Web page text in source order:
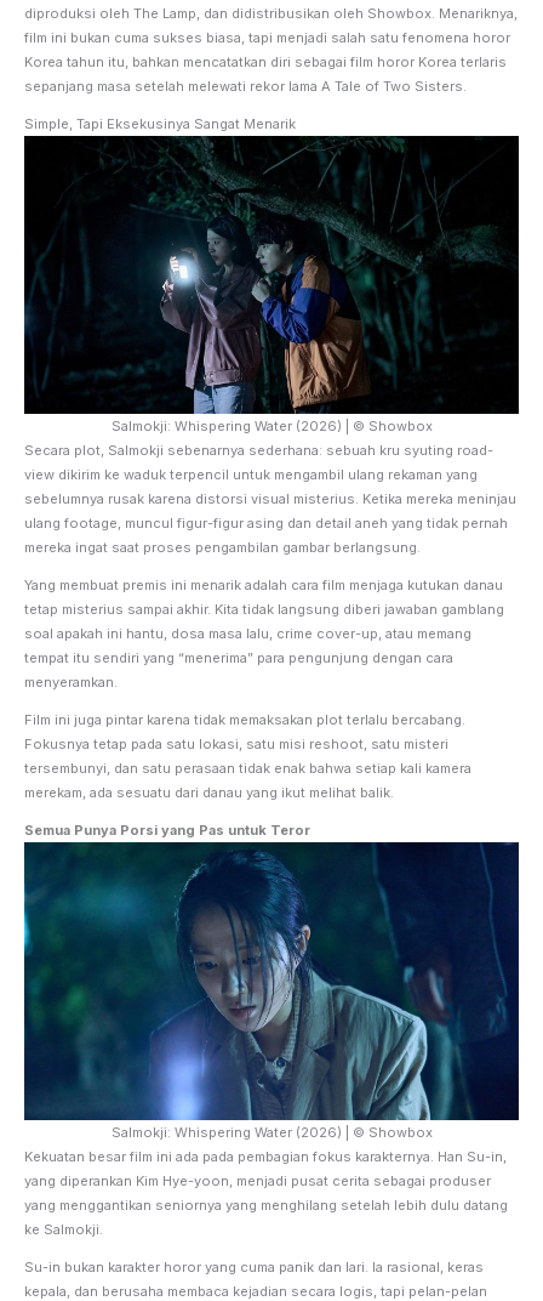
diproduksi oleh The Lamp, dan didistribusikan oleh Showbox. Menariknya,
film ini bukan cuma sukses biasa, tapi menjadi salah satu fenomena horor
Korea tahun itu, bahkan mencatatkan diri sebagai film horor Korea terlaris
sepanjang masa setelah melewati rekor lama A Tale of Two Sisters.
Simple, Tapi Eksekusinya Sangat Menarik
Salmokji: Whispering Water (2026) | © Showbox
Secara plot, Salmokji sebenarnya sederhana: sebuah kru syuting road-
view dikirim ke waduk terpencil untuk mengambil ulang rekaman yang
sebelumnya rusak karena distorsi visual misterius. Ketika mereka meninjau
ulang footage, muncul figur-figur asing dan detail aneh yang tidak pernah
mereka ingat saat proses pengambilan gambar berlangsung.
Yang membuat premis ini menarik adalah cara film menjaga kutukan danau
tetap misterius sampai akhir. Kita tidak langsung diberi jawaban gamblang
soal apakah ini hantu, dosa masa lalu, crime cover-up, atau memang
tempat itu sendiri yang “menerima” para pengunjung dengan cara
menyeramkan.
Film ini juga pintar karena tidak memaksakan plot terlalu bercabang.
Fokusnya tetap pada satu lokasi, satu misi reshoot, satu misteri
tersembunyi, dan satu perasaan tidak enak bahwa setiap kali kamera
merekam, ada sesuatu dari danau yang ikut melihat balik.
Semua Punya Porsi yang Pas untuk Teror
Salmokji: Whispering Water (2026) | © Showbox
Kekuatan besar film ini ada pada pembagian fokus karakternya. Han Su-in,
yang diperankan Kim Hye-yoon, menjadi pusat cerita sebagai produser
yang menggantikan seniornya yang menghilang setelah lebih dulu datang
ke Salmokji.
Su-in bukan karakter horor yang cuma panik dan lari. Ia rasional, keras
kepala, dan berusaha membaca kejadian secara logis, tapi pelan-pelan